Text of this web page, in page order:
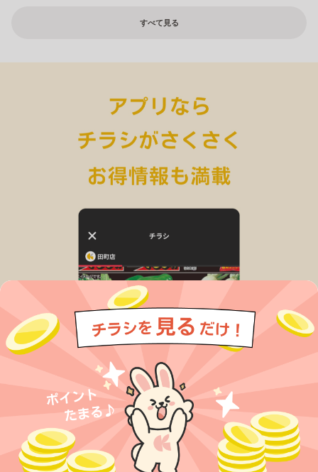
すべて見る